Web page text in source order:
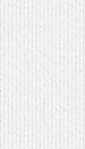
для однокомнатных
квартир.